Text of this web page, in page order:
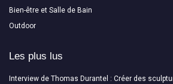
Bien-être et Salle de Bain
Outdoor
Les plus lus
Interview de Thomas Durantel : Créer des